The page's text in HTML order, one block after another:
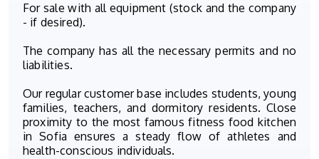
For sale with all equipment (stock and the company
- if desired).
The company has all the necessary permits and no
liabilities.
Our regular customer base includes students, young
families, teachers, and dormitory residents. Close
proximity to the most famous fitness food kitchen
in Sofia ensures a steady flow of athletes and
health-conscious individuals.